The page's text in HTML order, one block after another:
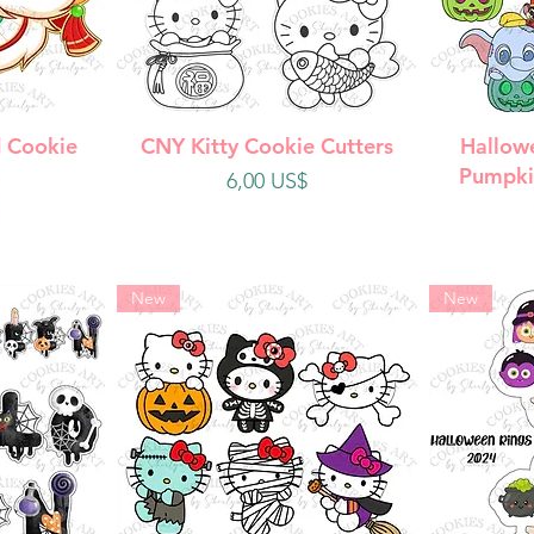
Cookie
Vista rápida
CNY Kitty Cookie Cutters
Precio
6,00 US$
New New